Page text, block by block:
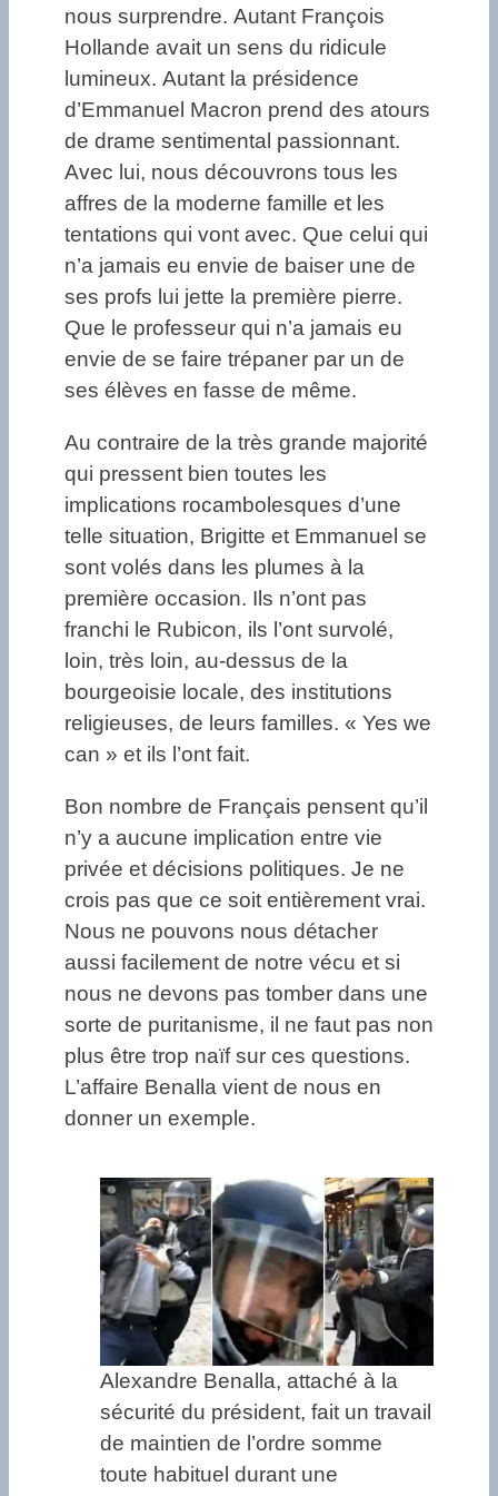
nous surprendre. Autant François
Hollande avait un sens du ridicule
lumineux. Autant la présidence
d’Emmanuel Macron prend des atours
de drame sentimental passionnant.
Avec lui, nous découvrons tous les
affres de la moderne famille et les
tentations qui vont avec. Que celui qui
n’a jamais eu envie de baiser une de
ses profs lui jette la première pierre.
Que le professeur qui n’a jamais eu
envie de se faire trépaner par un de
ses élèves en fasse de même.
Au contraire de la très grande majorité
qui pressent bien toutes les
implications rocambolesques d’une
telle situation, Brigitte et Emmanuel se
sont volés dans les plumes à la
première occasion. Ils n’ont pas
franchi le Rubicon, ils l’ont survolé,
loin, très loin, au-dessus de la
bourgeoisie locale, des institutions
religieuses, de leurs familles. « Yes we
can » et ils l’ont fait.
Bon nombre de Français pensent qu’il
n’y a aucune implication entre vie
privée et décisions politiques. Je ne
crois pas que ce soit entièrement vrai.
Nous ne pouvons nous détacher
aussi facilement de notre vécu et si
nous ne devons pas tomber dans une
sorte de puritanisme, il ne faut pas non
plus être trop naïf sur ces questions.
L’affaire Benalla vient de nous en
donner un exemple.
Alexandre Benalla, attaché à la
sécurité du président, fait un travail
de maintien de l’ordre somme
toute habituel durant une